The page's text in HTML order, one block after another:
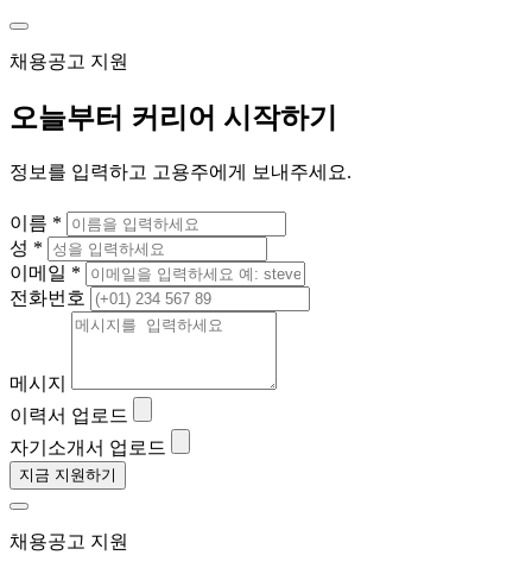
채용공고 지원
오늘부터 커리어 시작하기
정보를 입력하고 고용주에게 보내주세요.
이름 *
성 *
이메일 *
전화번호
메시지
이력서 업로드
자기소개서 업로드
지금 지원하기
채용공고 지원